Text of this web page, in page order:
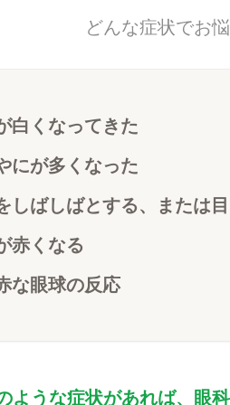
どんな症状でお
白くなってきた
にが多くなった
しばしばとする、または
赤くなる
な眼球の反応
ような症状があれば、眼